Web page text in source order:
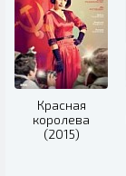
Красная
королева
(2015)